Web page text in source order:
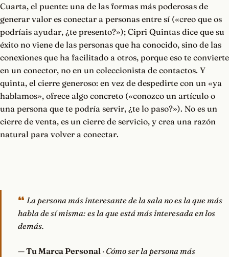
Cuarta, el puente: una de las formas más poderosas de
generar valor es conectar a personas entre sí («creo que os
podríais ayudar, ¿te presento?»); Cipri Quintas dice que su
éxito no viene de las personas que ha conocido, sino de las
conexiones que ha facilitado a otros, porque eso te convierte
en un conector, no en un coleccionista de contactos. Y
quinta, el cierre generoso: en vez de despedirte con un «ya
hablamos», ofrece algo concreto («conozco un artículo o
una persona que te podría servir, ¿te lo paso?»). No es un
cierre de venta, es un cierre de servicio, y crea una razón
natural para volver a conectar.
La persona más interesante de la sala no es la que más
habla de sí misma: es la que está más interesada en los
demás.
—Tu Marca Personal · Cómo ser la persona más